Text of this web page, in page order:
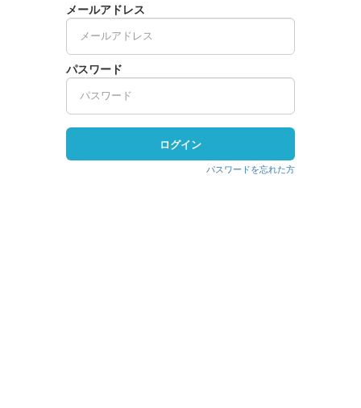
メールアドレス
パスワード
ログイン
パスワードを忘れた方